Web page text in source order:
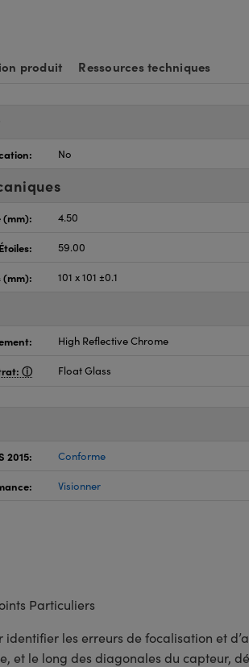
produit Ressources techniques
No
(mm): 4.50
59.00
(mm): 101 x 101 ±0.1
High Reflective Chrome
Float Glass
2015: Conforme
Visionner
Particuliers
identifier les erreurs de focalisation et
et le long des diagonales du capteur,